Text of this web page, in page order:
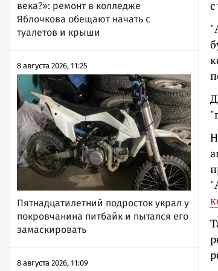
века?»: ремонт в колледже
Яблочкова обещают начать с
туалетов и крыши
8 августа 2026, 11:25
Пятнадцатилетний подросток украл у
покровчанина питбайк и пытался его
замаскировать
8 августа 2026, 11:09